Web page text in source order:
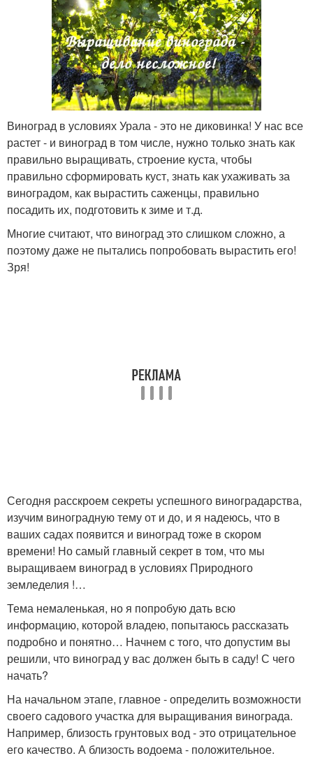
Виноград в условиях Урала - это не диковинка! У нас все
растет - и виноград в том числе, нужно только знать как
правильно выращивать, строение куста, чтобы
правильно сформировать куст, знать как ухаживать за
виноградом, как вырастить саженцы, правильно
посадить их, подготовить к зиме и т.д.
Многие считают, что виноград это слишком сложно, а
поэтому даже не пытались попробовать вырастить его!
Зря!
Сегодня расскроем секреты успешного виноградарства,
изучим виноградную тему от и до, и я надеюсь, что в
ваших садах появится и виноград тоже в скором
времени! Но самый главный секрет в том, что мы
выращиваем виноград в условиях Природного
земледелия !…
Тема немаленькая, но я попробую дать всю
информацию, которой владею, попытаюсь рассказать
подробно и понятно… Начнем с того, что допустим вы
решили, что виноград у вас должен быть в саду! С чего
начать?
На начальном этапе, главное - определить возможности
своего садового участка для выращивания винограда.
Например, близость грунтовых вод - это отрицательное
его качество. А близость водоема - положительное.